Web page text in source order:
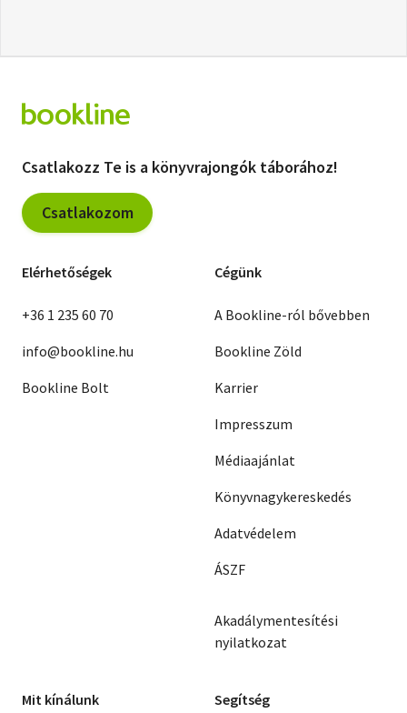
Csatlakozz Te is a könyvrajongók táborához!
Csatlakozom
Elérhetőségek
+36 1 235 60 70
info@bookline.hu
Bookline Bolt
Cégünk
A Bookline-ról bővebben
Bookline Zöld
Karrier
Impresszum
Médiaajánlat
Könyvnagykereskedés
Adatvédelem
ÁSZF
Akadálymentesítési
nyilatkozat
Mit kínálunk Segítség